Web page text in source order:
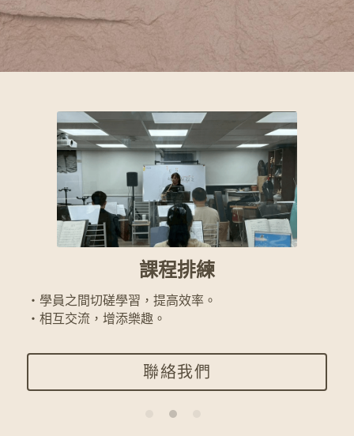
聯絡我們
搜索
指標
・演奏各類歌曲（流行歌曲、經典老歌、傳統曲目）
資訊